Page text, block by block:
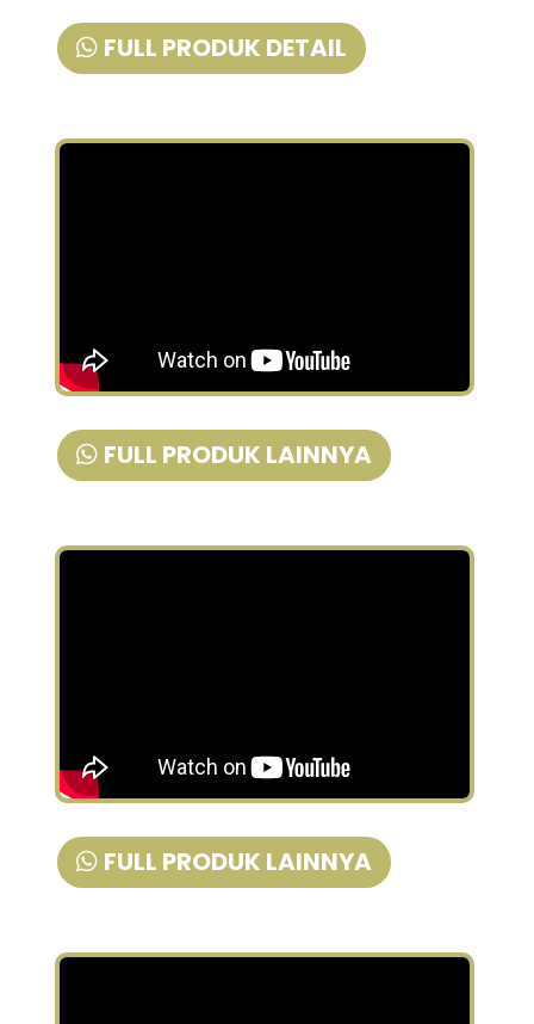
FULL PRODUK DETAIL
FULL PRODUK LAINNYA
FULL PRODUK LAINNYA